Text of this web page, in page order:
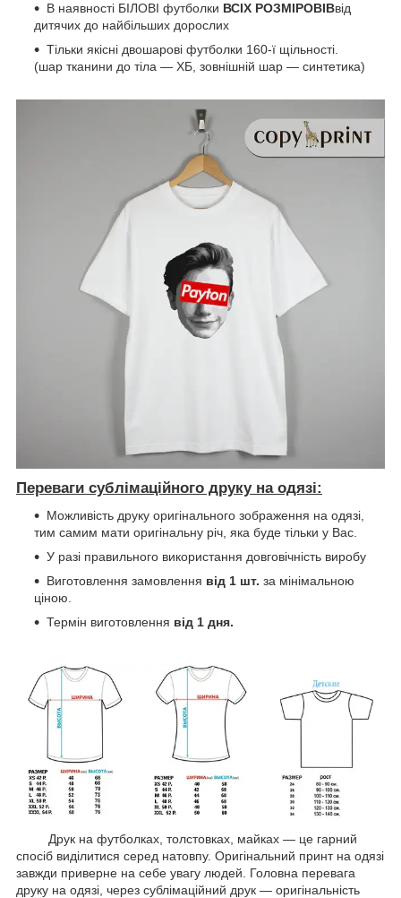
В наявності БІЛОВІ футболки ВСІХ РОЗМІРОВІВвід
дитячих до найбільших дорослих
Тільки якісні двошарові футболки 160-ї щільності.
(шар тканини до тіла — ХБ, зовнішній шар — синтетика)
Переваги сублімаційного друку на одязі:
Можливість друку оригінального зображення на одязі,
тим самим мати оригінальну річ, яка буде тільки у Вас.
У разі правильного використання довговічність виробу
Виготовлення замовлення від 1 шт. за мінімальною
ціною.
Термін виготовлення від 1 дня.
Друк на футболках, толстовках, майках — це гарний
спосіб виділитися серед натовпу. Оригінальний принт на одязі
завжди приверне на себе увагу людей. Головна перевага
друку на одязі, через сублімаційний друк — оригінальність